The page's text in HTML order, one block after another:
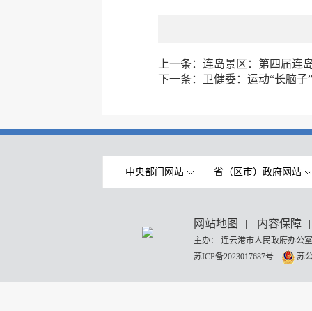
上一条： 连岛景区：第四届连
下一条： 卫健委：运动“长脑子
中央部门网站 省（区市）政府网站
网站地图 | 内容保障 |
主办： 连云港市人民政府办
苏ICP备2023017687号
苏